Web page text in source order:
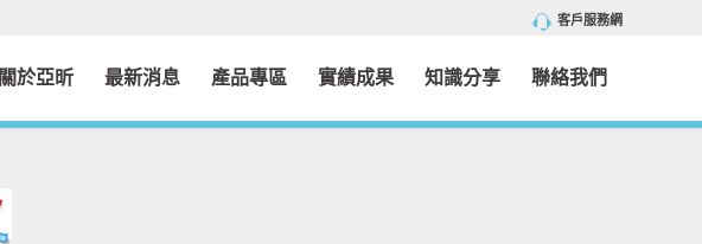
客戶服務網
關於亞昕 最新消息 產品專區 實績成果 知識分享 聯絡我們